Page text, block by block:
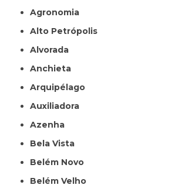
Agronomia
Alto Petrópolis
Alvorada
Anchieta
Arquipélago
Auxiliadora
Azenha
Bela Vista
Belém Novo
Belém Velho